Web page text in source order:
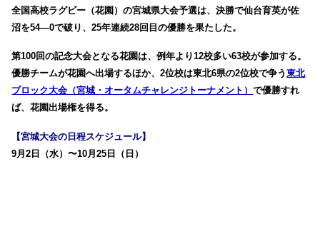
全国高校ラグビー（花園）の宮城県大会予選は、決勝で仙台育英が佐
沼を54―0で破り、25年連続28回目の優勝を果たした。
第100回の記念大会となる花園は、例年より12校多い63校が参加する。
優勝チームが花園へ出場するほか、2位校は東北6県の2位校で争う東北
ブロック大会（宮城・オータムチャレンジトーナメント）で優勝すれ
ば、花園出場権を得る。
【宮城大会の日程スケジュール】
9月2日（水）〜10月25日（日）